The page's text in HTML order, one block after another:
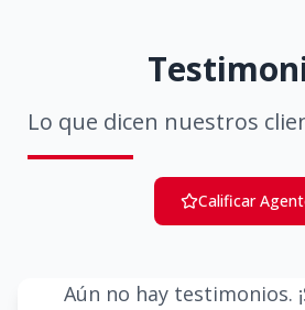
Lo que dicen nuestros
Calificar
Aún no hay testimonios.